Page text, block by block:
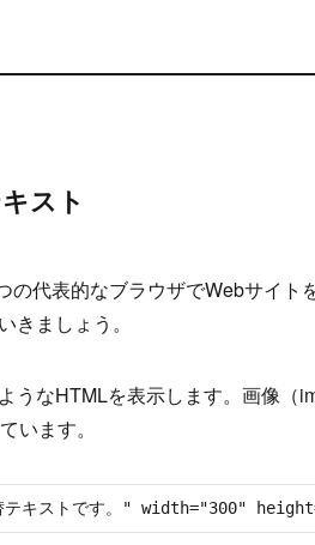
スト
の代表的なブラウザでWebサイト
きましょう。
うなHTMLを表示します。画像（
います。
キストです。" width="300"